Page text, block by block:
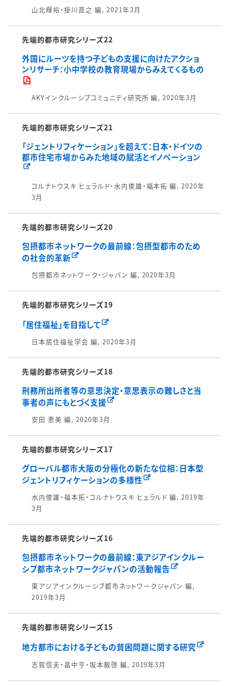
山北輝裕・掛川直之 編, 2021年3月
先端的都市研究シリーズ22
外国にルーツを持つ子どもの支援に向けたアクショ
ンリサーチ：小中学校の教育現場からみえてくるもの
AKYインクルーシブコミュニティ研究所 編, 2020年3月
先端的都市研究シリーズ21
「ジェントリフィケーション」を超えて：日本・ドイツの
都市住宅市場からみた地域の賦活とイノベーション
コルナトウスキ ヒェラルド・水内俊雄・福本拓 編, 2020年
3月
先端的都市研究シリーズ20
包摂都市ネットワークの最前線：包摂型都市のため
の社会的革新
包摂都市ネットワーク・ジャパン 編, 2020年3月
先端的都市研究シリーズ19
「居住福祉」を目指して
日本居住福祉学会 編, 2020年3月
先端的都市研究シリーズ18
刑務所出所者等の意思決定・意思表示の難しさと当
事者の声にもとづく支援
安田 恵美 編, 2020年3月
先端的都市研究シリーズ17
グローバル都市大阪の分極化の新たな位相：日本型
ジェントリフィケーションの多様性
水内俊雄・福本拓・コルナトウスキ ヒェラルド 編, 2019年
3月
先端的都市研究シリーズ16
包摂都市ネットワークの最前線：東アジアインクルー
シブ都市ネットワークジャパンの活動報告
東アジアインクルーシブ都市ネットワークジャパン 編,
2019年3月
先端的都市研究シリーズ15
地方都市における子どもの貧困問題に関する研究
志賀信夫・畠中亨・坂本毅啓 編, 2019年3月